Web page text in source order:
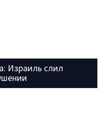
Израиль слил